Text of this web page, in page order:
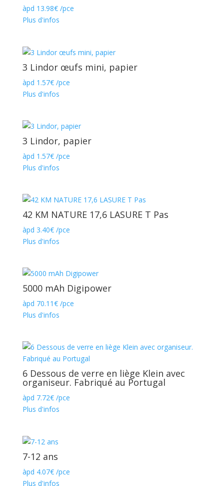
àpd 13.98€/pce
Plus d'infos
3 Lindor œufs mini, papier
àpd 1.57€/pce
Plus d'infos
3 Lindor, papier
àpd 1.57€/pce
Plus d'infos
42 KM NATURE 17,6 LASURE T Pas
àpd 3.40€/pce
Plus d'infos
5000 mAh Digipower
àpd 70.11€/pce
Plus d'infos
6 Dessous de verre en liège Klein avec
organiseur. Fabriqué au Portugal
àpd 7.72€/pce
Plus d'infos
7-12 ans
àpd 4.07€/pce
Plus d'infos